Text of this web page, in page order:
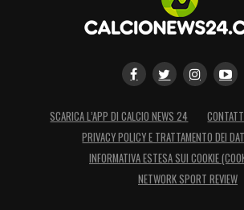
SCARICA L’APP DI CALCIO NEWS 24
PRIVACY POLICY E TRATTAMENTO DEI
INFORMATIVA ESTESA SUI COOKIE
NETWORK SPORT REVIEW